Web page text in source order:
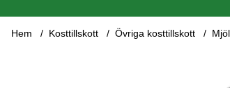
Hem Kosttillskott Övriga kosttillskott